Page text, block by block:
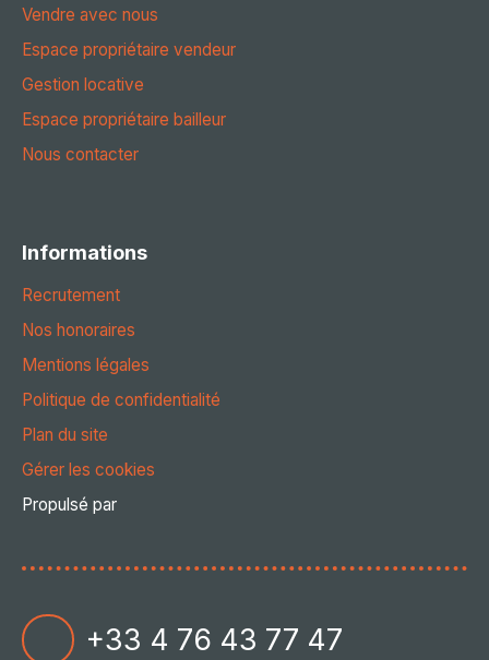
Vendre avec nous
Espace propriétaire vendeur
Gestion locative
Espace propriétaire bailleur
Nous contacter
Informations
Recrutement
Nos honoraires
Mentions légales
Politique de confidentialité
Plan du site
Gérer les cookies
Propulsé par
+33 4 76 43 77 47